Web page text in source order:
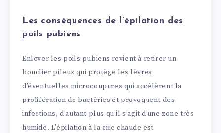
Les conséquences de l’épilation des
poils pubiens
Enlever les poils pubiens revient à retirer un
bouclier pileux qui protège les lèvres
d’éventuelles microcoupures qui accélèrent la
prolifération de bactéries et provoquent des
infections, d’autant plus qu’il s’agit d’une zone très
humide. L’épilation à la cire chaude est